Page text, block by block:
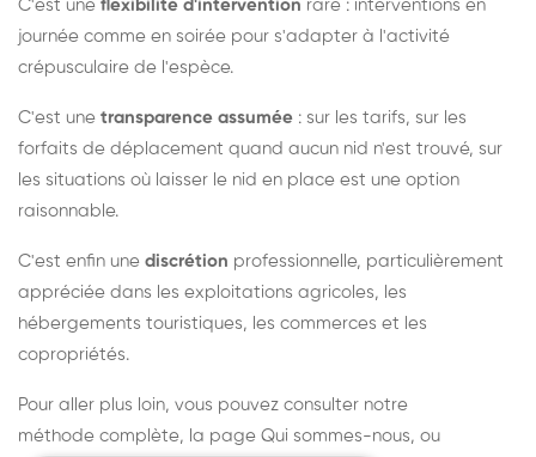
C'est une flexibilité d'intervention rare : interventions en
journée comme en soirée pour s'adapter à l'activité
crépusculaire de l'espèce.
C'est une transparence assumée : sur les tarifs, sur les
forfaits de déplacement quand aucun nid n'est trouvé, sur
les situations où laisser le nid en place est une option
raisonnable.
C'est enfin une discrétion professionnelle, particulièrement
appréciée dans les exploitations agricoles, les
hébergements touristiques, les commerces et les
copropriétés.
Pour aller plus loin, vous pouvez consulter notre
méthode complète, la page Qui sommes-nous, ou